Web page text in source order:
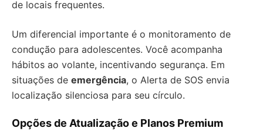
de locais frequentes.
Um diferencial importante é o monitoramento de
condução para adolescentes. Você acompanha
hábitos ao volante, incentivando segurança. Em
situações de emergência, o Alerta de SOS envia
localização silenciosa para seu círculo.
Opções de Atualização e Planos Premium